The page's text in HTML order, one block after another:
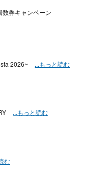
数券キャンペーン
2026~ ...もっと読む
...もっと読む
む